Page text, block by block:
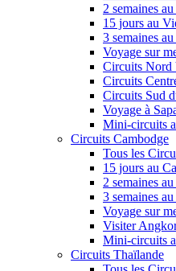
2 semaines
15 jours au
3 semaines
Voyage sur
Circuits Nord
Circuits
Circuits Sud
Voyage à
Mini-circuits
Circuits Cambodge
Tous les
15 jours au
2 semaines
3 semaines
Voyage sur
Visiter
Mini-circuits
Circuits Thaïlande